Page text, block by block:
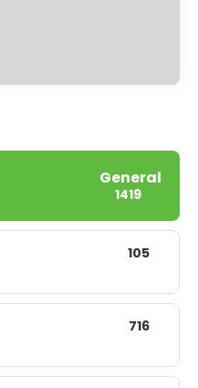
General
1419
105
716